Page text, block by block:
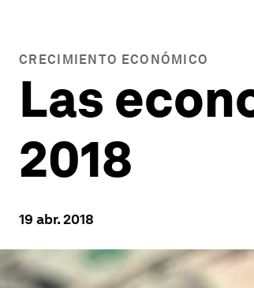
CRECIMIENTO ECONÓMICO
Las
2018
19 abr. 2018